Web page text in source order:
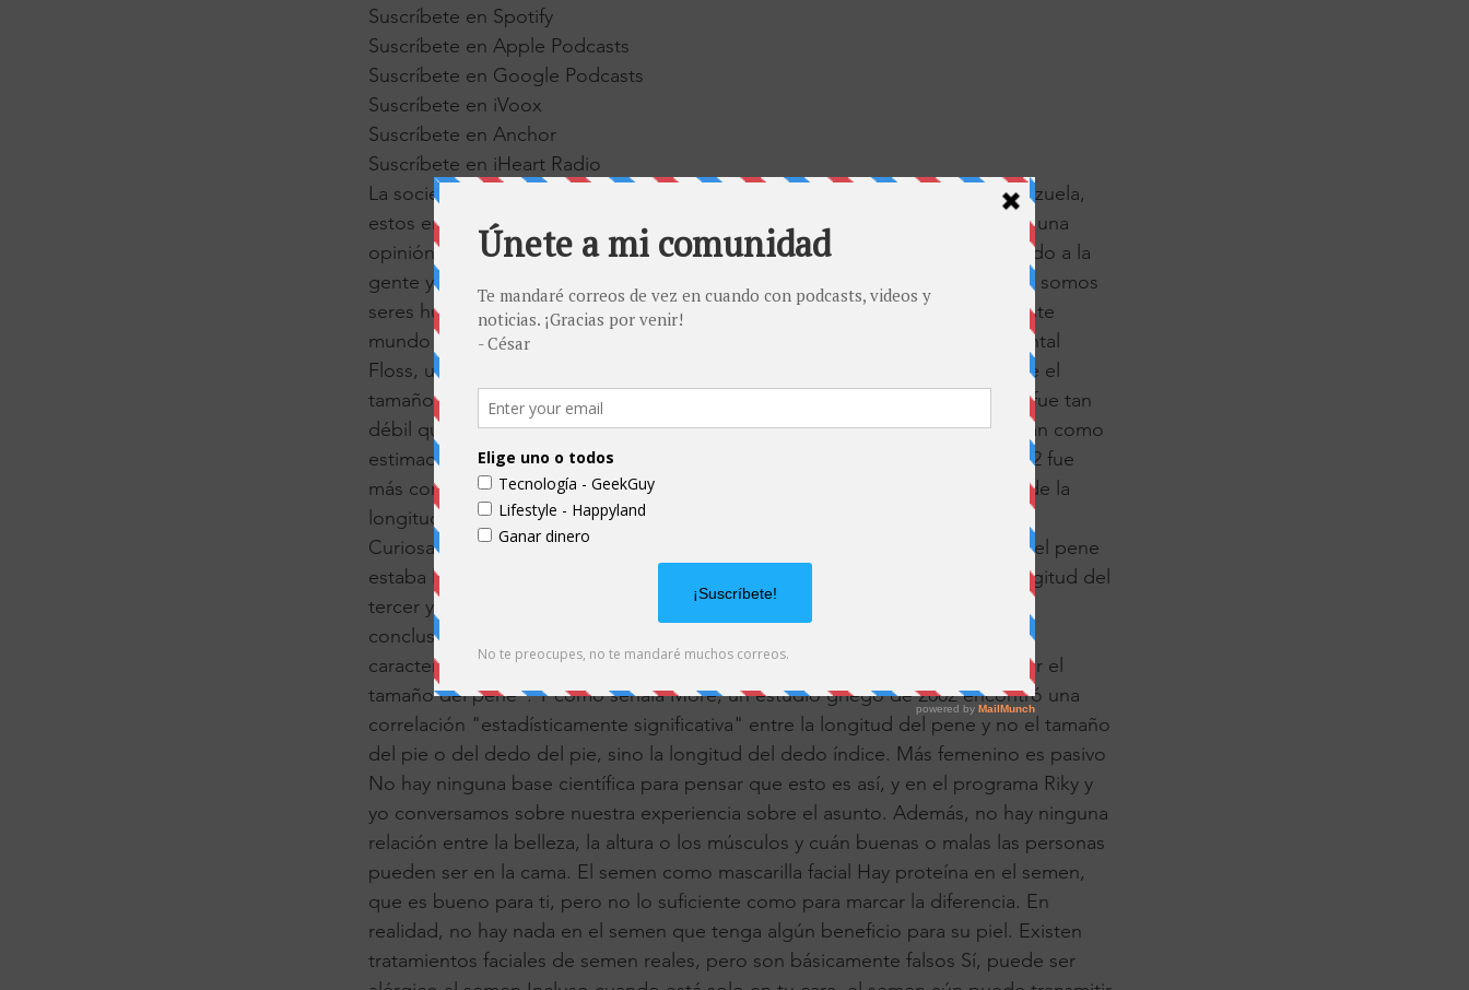
Suscríbete en Spotify
Suscríbete en Apple Podcasts
Suscríbete en Google Podcasts
Suscríbete en iVoox
Suscríbete en Anchor
Suscríbete en iHeart Radio
La sociedad gay actual está llena de muchos mitos. Cuando yo vivía en Venezuela,
estos eran algunos de ellos, y otros con los que crecí me hicieron formarme una
opinión errónea de las personas gays en general, porque terminé catalogando a la
gente y estereotipándola, cuando lo más importante es entender que todos somos
seres humanos y que no seguimos una regla común, porque lo bonito de este
mundo es que todos somos muy diferentes. Pie grande... Como detalla Mental
Floss, un estudio canadiense de 1993 encontró una relación estadística entre el
tamaño del pene y la altura y el tamaño del pie. Sin embargo, la correlación fue tan
débil que los científicos notaron que "la altura y el tamaño del pie no servirían como
estimadores prácticos de la longitud del pene". Un estudio británico de 2002 fue
más concluyente, y los investigadores escribieron: "La supuesta asociación de la
longitud del pene y el tamaño del zapato no tiene una base científica".
Curiosamente, un estudio coreano de 1999 encontró que la circunferencia del pene
estaba ligeramente correlacionada no con el tamaño del pie, sino con la longitud del
tercer y primer dedo del pie. Pero nuevamente, esta correlación fue leve y la
conclusión señala: "El índice del cuerpo humano, incluido el tamaño o las
características de las extremidades del cuerpo, no es suficiente para predecir el
tamaño del pene". Y como señala More, un estudio griego de 2002 encontró una
correlación "estadísticamente significativa" entre la longitud del pene y no el tamaño
del pie o del dedo del pie, sino la longitud del dedo índice. Más femenino es pasivo
No hay ninguna base científica para pensar que esto es así, y en el programa Riky y
yo conversamos sobre nuestra experiencia sobre el asunto. Además, no hay ninguna
relación entre la belleza, la altura o los músculos y cuán buenas o malas las personas
pueden ser en la cama. El semen como mascarilla facial Hay proteína en el semen,
que es bueno para ti, pero no lo suficiente como para marcar la diferencia. En
realidad, no hay nada en el semen que tenga algún beneficio para su piel. Existen
tratamientos faciales de semen reales, pero son básicamente falsos Sí, puede ser